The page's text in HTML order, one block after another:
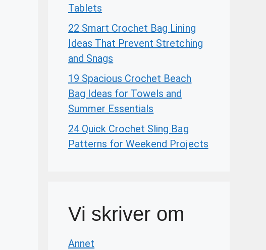
Tablets
22 Smart Crochet Bag Lining
Ideas That Prevent Stretching
and Snags
19 Spacious Crochet Beach
Bag Ideas for Towels and
Summer Essentials
24 Quick Crochet Sling Bag
Patterns for Weekend Projects
Vi skriver om
Annet